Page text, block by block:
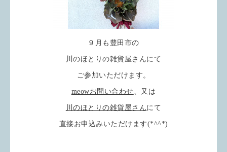
９月も豊田市の
川のほとりの雑貨屋さんにて
ご参加いただけます。
meowお問い合わせ、又は
川のほとりの雑貨屋さんにて
直接お申込みいただけます(*^^*)